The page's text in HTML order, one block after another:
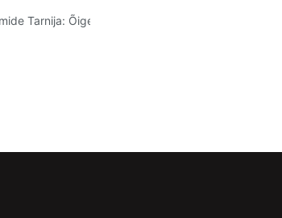
Tarnija: Õige Partneri Valimise Peamised Tegurid